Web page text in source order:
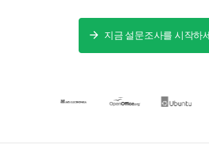
향상시킬 수 있
수집하는 데 도
움을 줍니다.
지금 설문조사를 시작하